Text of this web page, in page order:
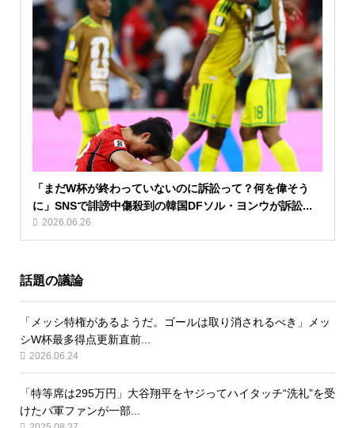
「まだW杯が終わっていないのに訴訟って？何を偉そう
に」SNSで誹謗中傷殺到の韓国DFソル・ヨンウが訴訟...
2026.06.26
話題の議論
「メッシ特権があるようだ。ゴールは取り消されるべき」メッ
シW杯最多得点更新直前...
2026.06.24
「特等席は295万円」大谷翔平をヤジってハイタッチ“洗礼”を受
けたパ軍ファンが一部...